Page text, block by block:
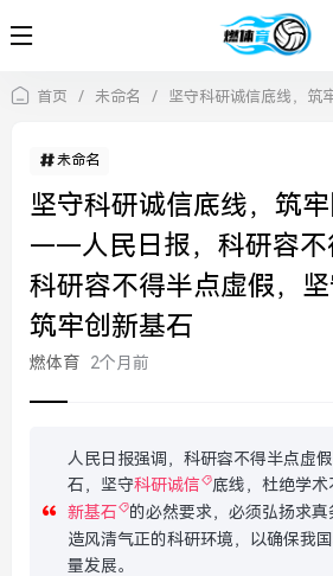
首页 / 未命名 / 坚守科研诚信底线，筑牢国家创新基石——人民日报，科研容不
未命名
坚守科研诚信底线，筑
——人民日报，科研容不
科研容不得半点虚假，坚
筑牢创新基石
燃体育 2个月前
人民日报强调，科研容不得半点虚
石，坚守科研诚信 底线，杜绝学
新基石
的必然要求，必须弘扬求
造风清气正的科研环境，以确保我
量发展。